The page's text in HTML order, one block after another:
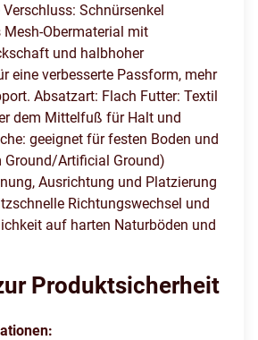
Schnürsenkel
Mesh-Obermaterial mit
und halbhoher
eine verbesserte Passform, mehr
Absatzart: Flach Futter: Textil
dem Mittelfuß für Halt und
geeignet für festen Boden und
Ground/Artificial Ground)
Ausrichtung und Platzierung
Richtungswechsel und
auf harten Naturböden und
Produktsicherheit